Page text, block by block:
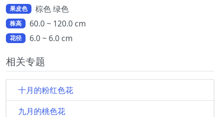
果皮色 棕色 绿色
株高 60.0 ~ 120.0 cm
花径 6.0 ~ 6.0 cm
相关专题
十月的粉红色花
九月的桃色花